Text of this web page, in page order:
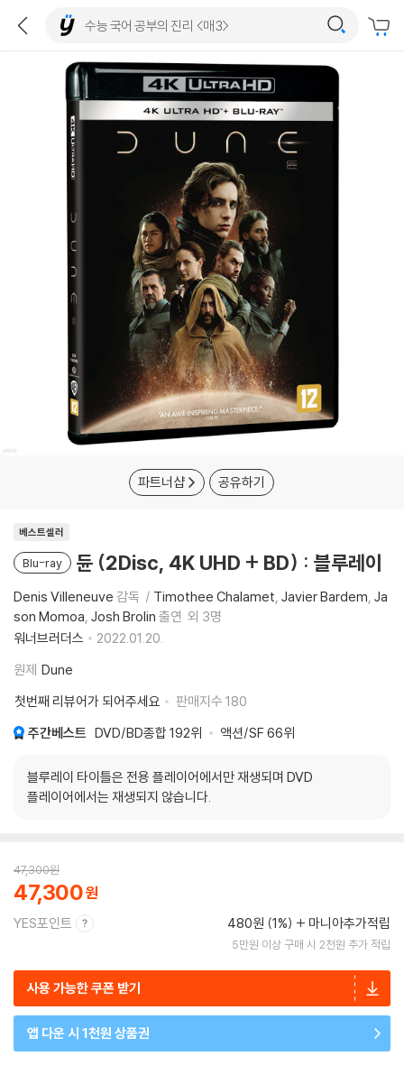
파트너샵 공유하기
베스트셀러
Blu-ray 듄 (2Disc, 4K UHD + BD) : 블루레이
Denis Villeneuve 감독 Timothee Chalamet Javier Bardem Ja
son Momoa Josh Brolin 출연 외 3명
워너브러더스
2022.01.20.
원제 Dune
첫번째 리뷰어가 되어주세요
판매지수 180
주간베스트 DVD/BD종합 192위 액션/SF66위
블루레이 타이틀은 전용 플레이어에서만 재생되며 DVD
플레이어에서는 재생되지 않습니다.
47,300원
47,300
YES포인트 480원 (1%) 마니아추가적립
5만원 이상 구매 시 2천원 추가 적립
사용 가능한 쿠폰 받기
앱 다운 시 1천원 상품권